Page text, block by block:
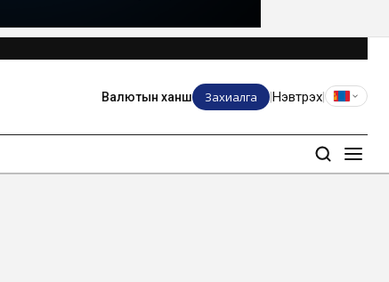
Валютын ханш Захиалга Нэвтрэх